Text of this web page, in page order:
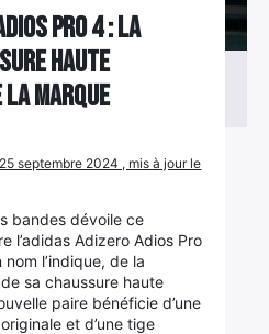
Pro 4 : la
haute
la marque
septembre 2024 , mis à jour le
bandes dévoile ce
l’adidas Adizero Adios Pro
l’indique, de la
sa chaussure haute
paire bénéficie d’une
et d’une tige